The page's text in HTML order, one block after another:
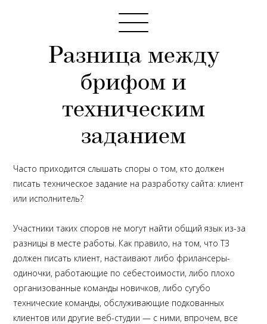
Разница между
брифом и
техническим
заданием
Часто приходится слышать споры о том, кто должен
писать техническое задание на разработку сайта: клиент
или исполнитель?
Участники таких споров не могут найти общий язык из-за
разницы в месте работы. Как правило, на том, что ТЗ
должен писать клиент, настаивают либо фрилансеры-
одиночки, работающие по себестоимости, либо плохо
организованные команды новичков, либо сугубо
технические команды, обслуживающие подкованных
клиентов или другие веб-студии — с ними, впрочем, все